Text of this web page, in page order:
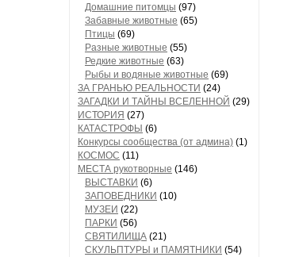
Домашние питомцы (97)
Забавные животные (65)
Птицы (69)
Разные животные (55)
Редкие животные (63)
Рыбы и водяные животные (69)
ЗА ГРАНЬЮ РЕАЛЬНОСТИ (24)
ЗАГАДКИ И ТАЙНЫ ВСЕЛЕННОЙ (29)
ИСТОРИЯ (27)
КАТАСТРОФЫ (6)
Конкурсы сообщества (от админа) (1)
КОСМОС (11)
МЕСТА рукотворные (146)
ВЫСТАВКИ (6)
ЗАПОВЕДНИКИ (10)
МУЗЕИ (22)
ПАРКИ (56)
СВЯТИЛИЩА (21)
СКУЛЬПТУРЫ и ПАМЯТНИКИ (54)